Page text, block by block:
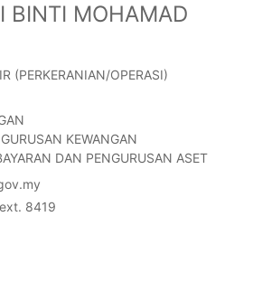
BINTI MOHAMAD
(PERKERANIAN/OPERASI)
KEWANGAN
DAN PENGURUSAN ASET
8419